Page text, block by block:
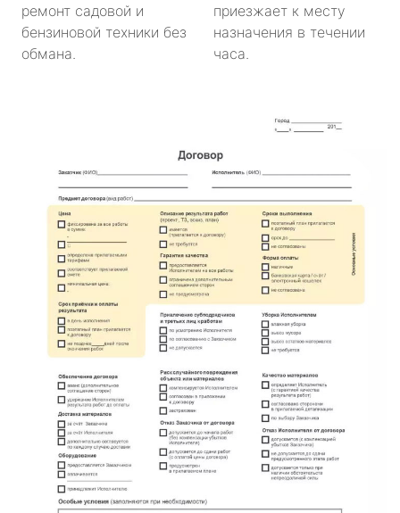
ремонт садовой и
бензиновой техники без
обмана.
приезжает к месту
назначения в течении
часа.